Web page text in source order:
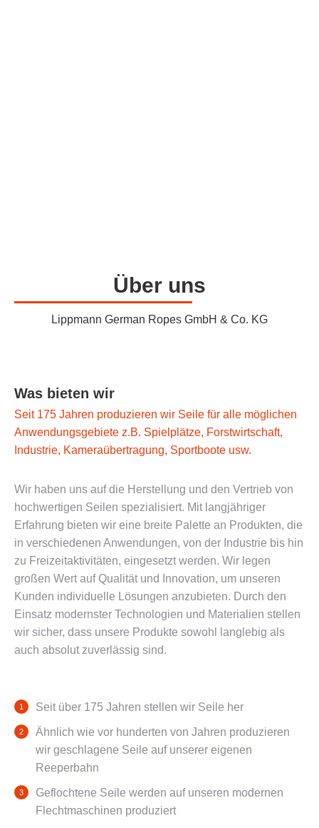
Über uns
Lippmann German Ropes GmbH & Co. KG
Was bieten wir
Seit 175 Jahren produzieren wir Seile für alle möglichen
Anwendungsgebiete z.B. Spielplätze, Forstwirtschaft,
Industrie, Kameraübertragung, Sportboote usw.
Wir haben uns auf die Herstellung und den Vertrieb von
hochwertigen Seilen spezialisiert. Mit langjähriger
Erfahrung bieten wir eine breite Palette an Produkten, die
in verschiedenen Anwendungen, von der Industrie bis hin
zu Freizeitaktivitäten, eingesetzt werden. Wir legen
großen Wert auf Qualität und Innovation, um unseren
Kunden individuelle Lösungen anzubieten. Durch den
Einsatz modernster Technologien und Materialien stellen
wir sicher, dass unsere Produkte sowohl langlebig als
auch absolut zuverlässig sind.
Seit über 175 Jahren stellen wir Seile her
Ähnlich wie vor hunderten von Jahren produzieren
wir geschlagene Seile auf unserer eigenen
Reeperbahn
Geflochtene Seile werden auf unseren modernen
Flechtmaschinen produziert